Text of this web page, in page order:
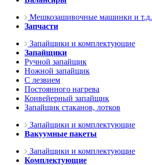
Мешкозашивочные машинки и т.д.
Запчасти
Запайщики и комплектующие
Запайщики
Ручной запайщик
Ножной запайщик
С лезвием
Постоянного нагрева
Конвейерный запайщик
Запайщик стаканов, лотков
Запайщики и комплектующие
Вакуумные пакеты
Запайщики и комплектующие
Комплектующие